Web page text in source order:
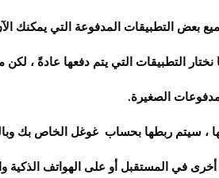
بعض التطبيقات المدفوعة التي يمكنك
نختار التطبيقات التي يتم دفعها عادةً ،
الصغيرة.
، سيتم ربطها بحساب غوغل الخاص بك
أخرى في المستقبل أو على الهواتف الذكية